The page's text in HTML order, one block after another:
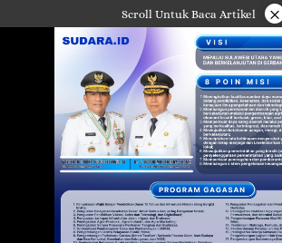
ke
Scroll Untuk Baca Artikel ×